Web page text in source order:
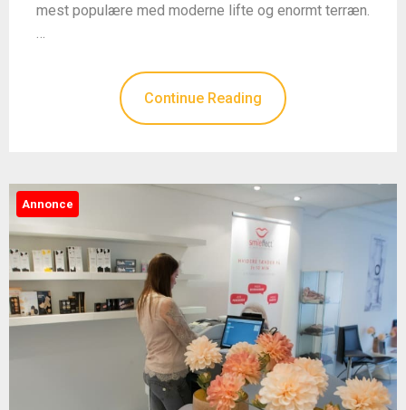
mest populære med moderne lifte og enormt terræn.
Continue Reading
Annonce